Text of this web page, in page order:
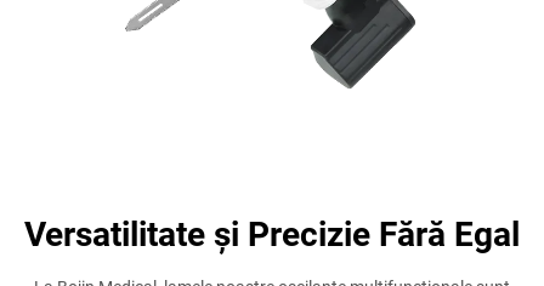
Versatilitate și Precizie Fără Egal